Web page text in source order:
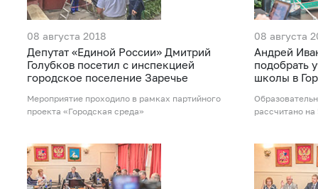
08 августа 2018
Депутат «Единой России» Дмитрий
Голубков посетил с инспекцией
городское поселение Заречье
Мероприятие проходило в рамках партийного
проекта «Городская среда»
08 августа
Андрей
подобрать
школы в
рассчитано